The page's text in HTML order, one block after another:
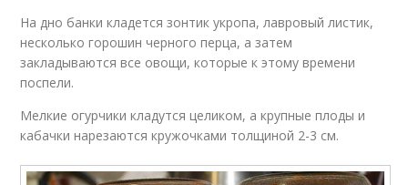
На дно банки кладется зонтик укропа, лавровый листик,
несколько горошин черного перца, а затем
закладываются все овощи, которые к этому времени
поспели.
Мелкие огурчики кладутся целиком, а крупные плоды и
кабачки нарезаются кружочками толщиной 2-3 см.